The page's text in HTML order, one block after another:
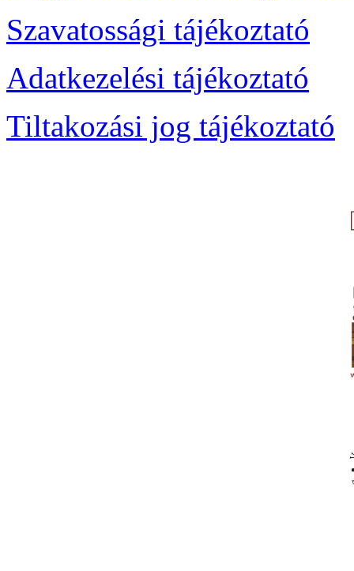
Szavatossági tájékoztató
Adatkezelési tájékoztató
Tiltakozási jog tájékoztató